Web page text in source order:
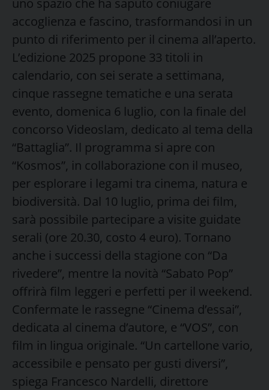
accoglienza e fascino, trasformandosi in un
punto di riferimento per il cinema all’aperto.
L’edizione 2025 propone 33 titoli in
calendario, con sei serate a settimana,
cinque rassegne tematiche e una serata
evento, domenica 6 luglio, con la finale del
concorso Videoslam, dedicato al tema della
“Battaglia”. Il programma si apre con
“Kosmos”, in collaborazione con il museo,
per esplorare i legami tra cinema, natura e
biodiversità. Dal 10 luglio, prima dei film,
sarà possibile partecipare a visite guidate
serali (ore 20.30, costo 4 euro). Tornano
anche i successi della stagione con “Da
rivedere”, mentre la novità “Sabato Pop”
offrirà film leggeri e perfetti per il weekend.
Confermate le rassegne “Cinema d’essai”,
dedicata al cinema d’autore, e “VOS”, con
film in lingua originale. “Un cartellone vario,
accessibile e pensato per gusti diversi”,
spiega Francesco Nardelli, direttore